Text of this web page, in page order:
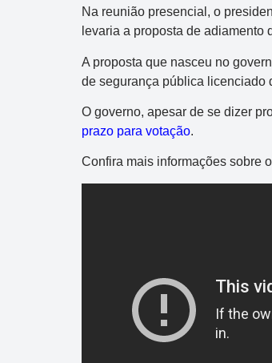
Na reunião presencial, o
levaria a proposta de adiamento
A proposta que nasceu no
de segurança pública licenciado
O governo, apesar de se dizer
prazo para votação.
Confira mais informações sobre